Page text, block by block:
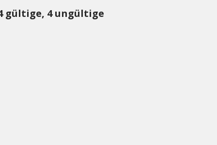
gültige, 4 ungültige